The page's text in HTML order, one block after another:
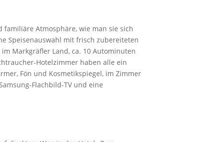
familiäre Atmosphäre, wie man sie sich
Speisenauswahl mit frisch zubereiteten
Markgräfler Land, ca. 10 Autominuten
Hotelzimmer haben alle ein
Fön und Kosmetikspiegel, im Zimmer
Flachbild-TV und eine